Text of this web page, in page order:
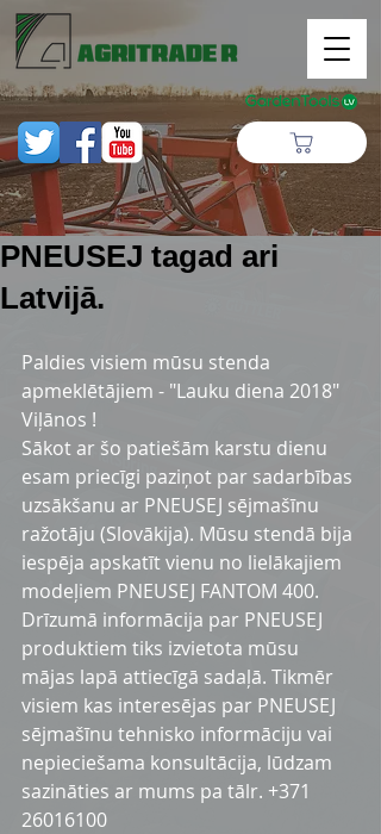
PNEUSEJ tagad ari
Latvijā.
Paldies visiem mūsu stenda
apmeklētājiem - "Lauku diena 2018"
Viļānos !
Sākot ar šo patiešām karstu dienu
esam priecīgi paziņot par sadarbības
uzsākšanu ar PNEUSEJ sējmašīnu
ražotāju (Slovākija). Mūsu stendā bija
iespēja apskatīt vienu no lielākajiem
modeļiem PNEUSEJ FANTOM 400.
Drīzumā informācija par PNEUSEJ
produktiem tiks izvietota mūsu
mājas lapā attiecīgā sadaļā. Tikmēr
visiem kas interesējas par PNEUSEJ
sējmašīnu tehnisko informāciju vai
nepieciešama konsultācija, lūdzam
sazināties ar mums pa tālr. +371
26016100